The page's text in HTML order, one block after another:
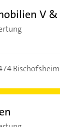
V &
Bischofsheim